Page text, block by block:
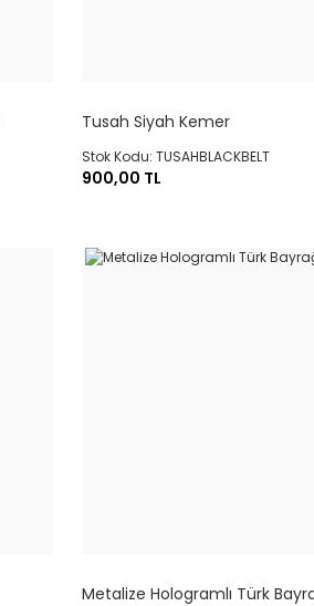
Tusah Siyah Kemer
Stok Kodu: TUSAHBLACKBELT
900,00 TL
Metalize Hologramlı Türk